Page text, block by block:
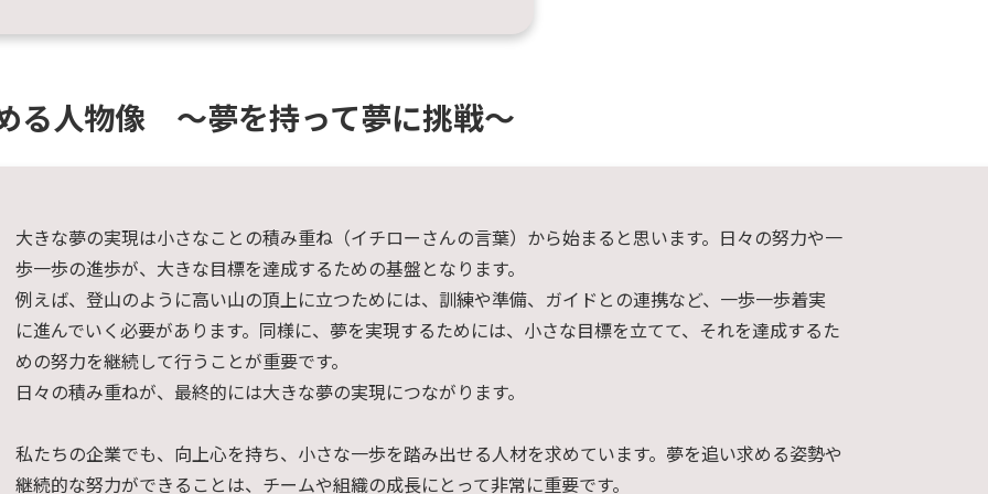
る人物像 ～夢を持って夢に挑戦～
大きな夢の実現は小さなことの積み重ね（イチローさんの言葉）から始まると思います。日々の努力や一
歩一歩の進歩が、大きな目標を達成するための基盤となります。
例えば、登山のように高い山の頂上に立つためには、訓練や準備、ガイドとの連携など、一歩一歩着実
に進んでいく必要があります。同様に、夢を実現するためには、小さな目標を立てて、それを達成するた
めの努力を継続して行うことが重要です。
日々の積み重ねが、最終的には大きな夢の実現につながります。
私たちの企業でも、向上心を持ち、小さな一歩を踏み出せる人材を求めています。夢を追い求める姿勢や
継続的な努力ができることは、チームや組織の成長にとって非常に重要です。